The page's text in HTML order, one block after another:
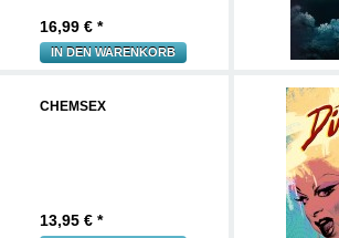
16,99 € *
IN DEN WARENKORB
CHEMSEX
13,95 € *